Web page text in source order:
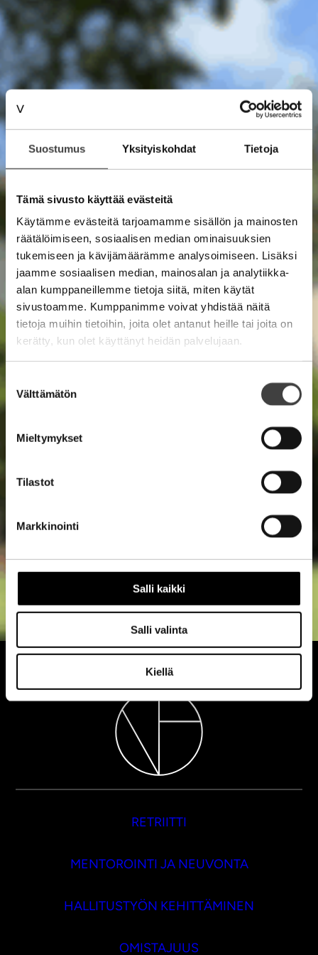
Suostumus Yksityiskohdat Tietoja
Tämä sivusto käyttää evästeitä
Käytämme evästeitä tarjoamamme sisällön ja mainosten
räätälöimiseen, sosiaalisen median ominaisuuksien
tukemiseen ja kävijämäärämme analysoimiseen. Lisäksi
jaamme sosiaalisen median, mainosalan ja analytiikka-
alan kumppaneillemme tietoja siitä, miten käytät
sivustoamme. Kumppanimme voivat yhdistää näitä
tietoja muihin tietoihin, joita olet antanut heille tai joita on
kerätty, kun olet käyttänyt heidän palvelujaan.
valinta
Välttämätön
Mieltymykset
Tilastot
Markkinointi
Salli kaikki
Salli valinta
Kiellä
RETRIITTI
MENTOROINTI JA NEUVONTA
HALLITUSTYÖN KEHITTÄMINEN
OMISTAJUUS